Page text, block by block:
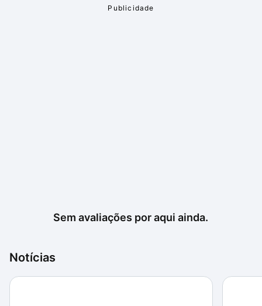
Sem avaliações por aqui ainda.
Notícias